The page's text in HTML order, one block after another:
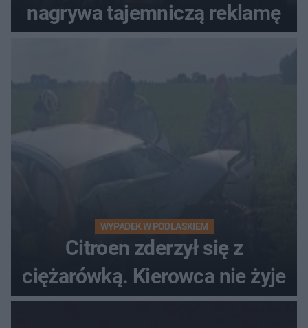
nagrywa tajemniczą reklamę
WYPADEK W PODLASKIEM
Citroen zderzył się z
ciężarówką. Kierowca nie żyje